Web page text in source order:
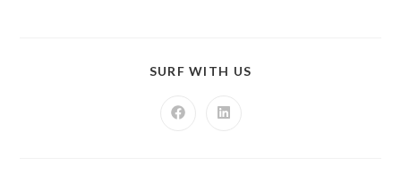
SURF WITH US